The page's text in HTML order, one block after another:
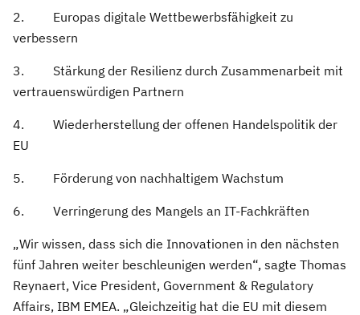
2. Europas digitale Wettbewerbsfähigkeit zu
verbessern
3. Stärkung der Resilienz durch Zusammenarbeit mit
vertrauenswürdigen Partnern
4. Wiederherstellung der offenen Handelspolitik der
EU
5. Förderung von nachhaltigem Wachstum
6. Verringerung des Mangels an IT-Fachkräften
„Wir wissen, dass sich die Innovationen in den nächsten
fünf Jahren weiter beschleunigen werden“, sagte Thomas
Reynaert, Vice President, Government & Regulatory
Affairs, IBM EMEA. „Gleichzeitig hat die EU mit diesem